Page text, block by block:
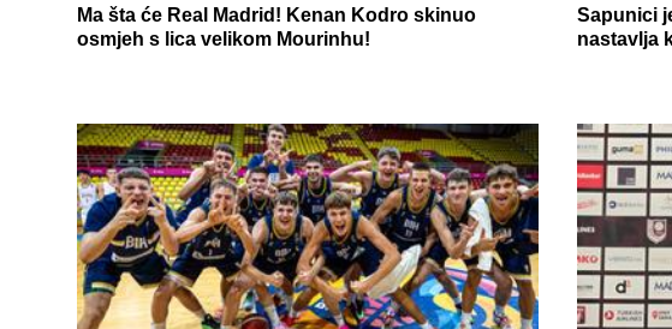
Ma šta će Real Madrid! Kenan Kodro skinuo
osmjeh s lica velikom Mourinhu!
Sapunici
nastavlja